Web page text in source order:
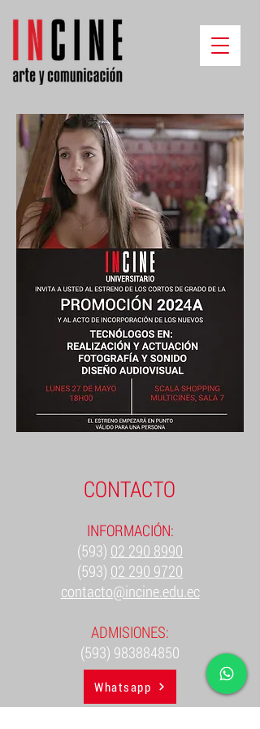
CONTACTO
INFORMACIÓN:
(593) 02 290 8990
(593) 02 290 9720
contacto@incine.edu.ec
ADMISIONES:
(593) 983884850
Whatsapp